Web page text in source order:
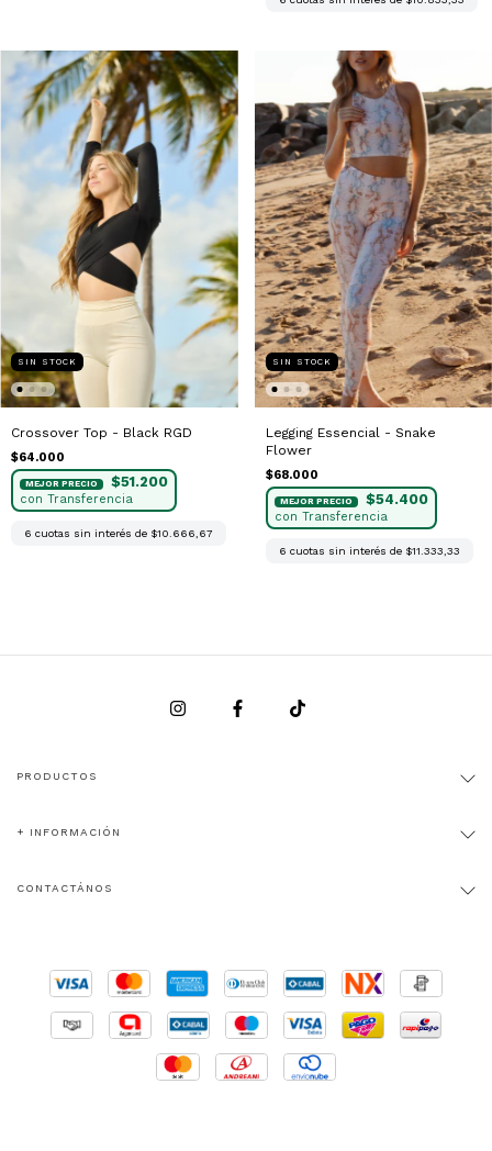
SIN STOCK
Crossover Top - Black RGD
$64.000
$51.200
6 cuotas sin interés de $10.666,67
SIN STOCK
Legging Essencial - Snake
Flower
$68.000
$54.400
6 cuotas sin interés de $11.333,33
PRODUCTOS
+ INFORMACIÓN
CONTACTÁNOS